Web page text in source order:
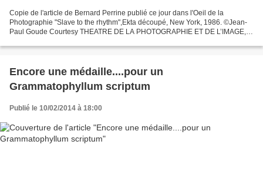
Copie de l'article de Bernard Perrine publié ce jour dans l'Oeil de la
Photographie "Slave to the rhythm",Ekta découpé, New York, 1986. ©Jean-
Paul Goude Courtesy THEATRE DE LA PHOTOGRAPHIE ET DE L’IMAGE,
Encore une médaille....pour un
Grammatophyllum scriptum
Publié le 10/02/2014 à 18:00